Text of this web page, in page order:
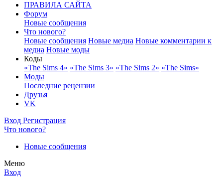
ПРАВИЛА САЙТА
Форум
Новые сообщения
Что нового?
Новые сообщения Новые медиа Новые комментарии к
медиа Новые моды
Коды
«The Sims 4» «The Sims 3» «The Sims 2» «The Sims»
Моды
Последние рецензии
Друзья
VK
Вход Регистрация
Что нового?
Новые сообщения
Меню
Вход